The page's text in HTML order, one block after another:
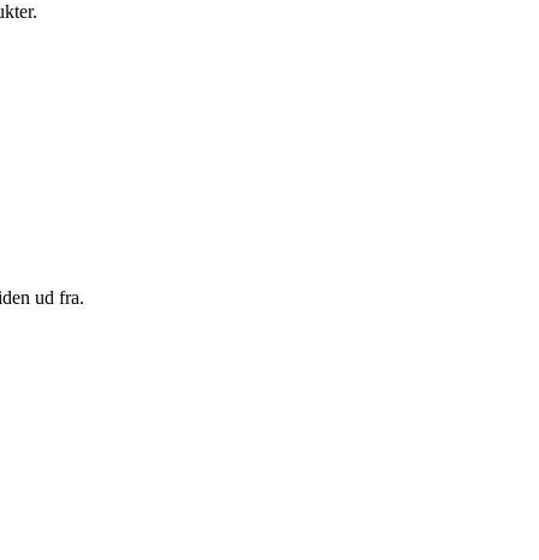
ud fra.